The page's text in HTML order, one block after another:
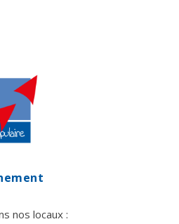
nos locaux :